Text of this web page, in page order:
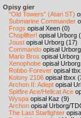
Opisy gier
"Old Towers" (Atari ST)
Submarine Commander
Frogs opisał Xeen (0)
Choplifter! opisał Urborg
Joust opisał Urborg (17)
Commando opisał
Mario Bros opisał Urborg
Xenophobe opisał
Robbo Forever opisał
Kolony 2106 opisał tbxx
Archon II: Adept opisał
Spitfire Ace/Hellcat Ace
Wyspa opisał Kaz (9)
Archon opisał Urborg/
The Last Starfighter